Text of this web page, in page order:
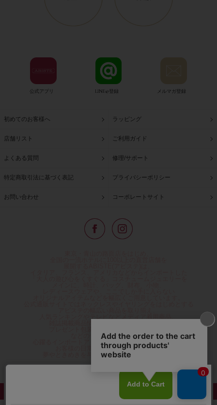
公式アプリ LINE@登録 メルマガ登録
初めてのお客様へ ラッピング
店舗リスト ご利用ガイド
よくある質問 修理/サポート
特定商取引法に基づく表記 プライバシーポリシー
お問い合わせ コーポレートサイト
などのサービスをご提供。
心躍るインポートアクセサリーや時計、小物などで、
お客様の日常をほんの少し豊かにし、
夢やときめきを与えられるよう願っています。
◆ギフトラッピング無料/11,000円以上のご注文で送料無料◆